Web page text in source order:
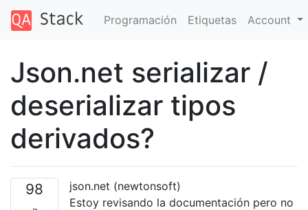
Programación Etiquetas Account
Json.net serializar /
deserializar tipos
derivados?
98
json.net (newtonsoft)
Estoy revisando la documentación pero no